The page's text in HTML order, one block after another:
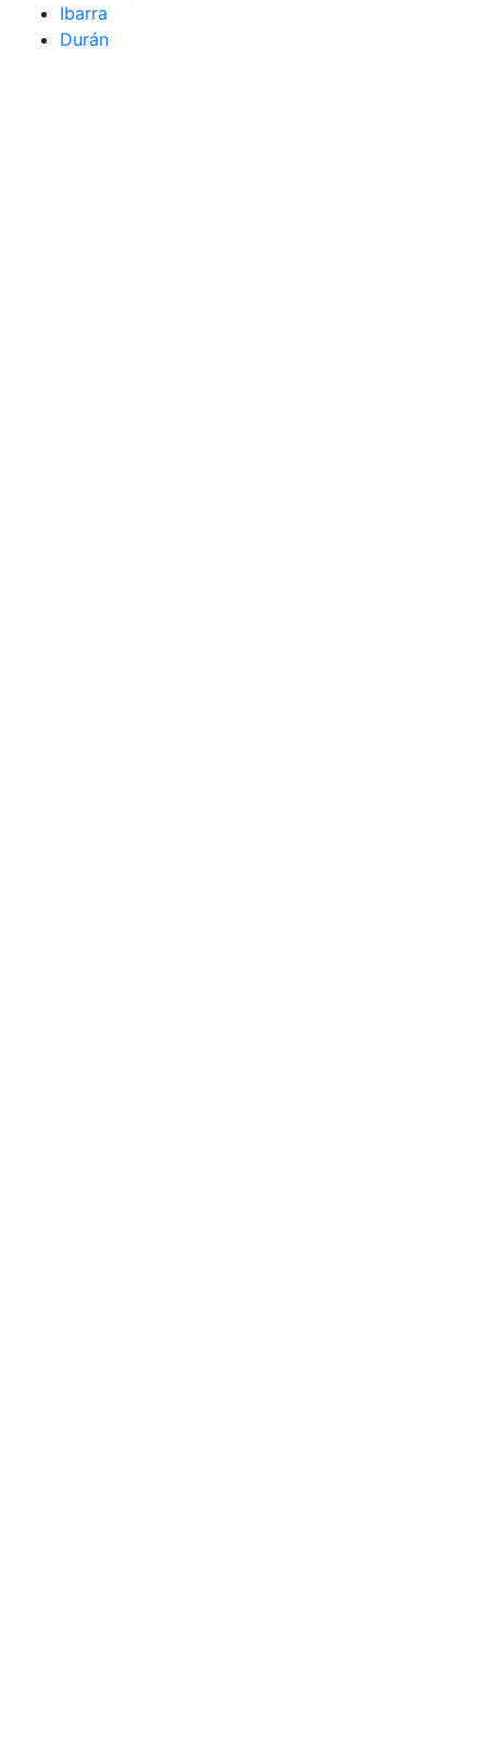
Ibarra
Durán